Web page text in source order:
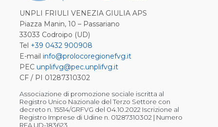
UNPLI FRIULI VENEZIA GIULIA APS
Piazza Manin, 10 – Passariano
33033 Codroipo (UD)
Tel +39 0432 900908
E-mail info@prolocoregionefvg.it
PEC unplifvg@pec.unplifvg.it
CF / PI 01287310302
Associazione di promozione sociale iscritta al
Registro Unico Nazionale del Terzo Settore con
decreto n. 15514/GRFVG del 04.10.2022 Iscrizione al
Registro Imprese di Udine n. 01287310302 | Numero
REA UD-183623